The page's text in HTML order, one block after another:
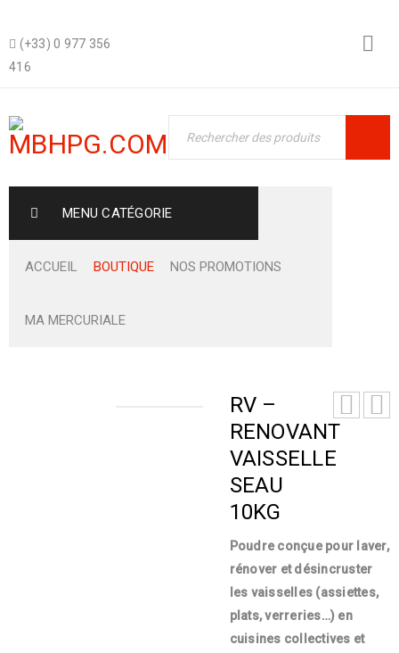
(+33) 0 977 356
416
MENU CATÉGORIE
ACCUEIL BOUTIQUE NOS PROMOTIONS
MA MERCURIALE
RV –
RENOVANT
VAISSELLE
SEAU
10KG
Poudre conçue pour laver,
rénover et désincruster
les vaisselles (assiettes,
plats, verreries…) en
cuisines collectives et